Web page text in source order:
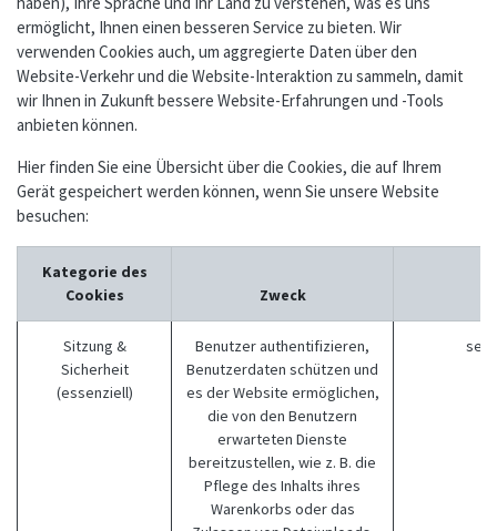
ermöglicht, Ihnen einen besseren Service zu bieten. Wir
verwenden Cookies auch, um aggregierte Daten über den
Website-Verkehr und die Website-Interaktion zu sammeln, damit
wir Ihnen in Zukunft bessere Website-Erfahrungen und -Tools
anbieten können.
Hier finden Sie eine Übersicht über die Cookies, die auf Ihrem
Gerät gespeichert werden können, wenn Sie unsere Website
besuchen:
Kategorie des
Cookies
Zweck
Sitzung &
Sicherheit
(essenziell)
Benutzer authentifizieren,
Benutzerdaten schützen und
es der Website ermöglichen,
die von den Benutzern
erwarteten Dienste
bereitzustellen, wie z. B. die
Pflege des Inhalts ihres
Warenkorbs oder das